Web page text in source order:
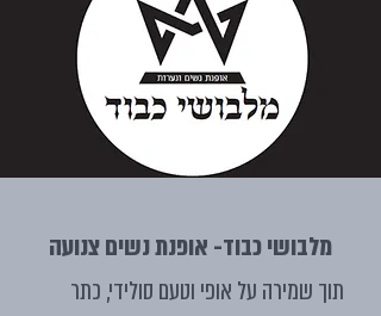
מלבושי כבוד- אופנת נשים צנועה
תוך שמירה על אופי וטעם סולידי, כתר